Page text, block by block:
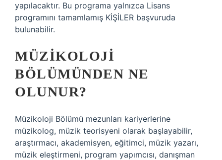
yapılacaktır. Bu programa yalnızca Lisans
programını tamamlamış KİŞİLER başvuruda
bulunabilir.
MÜZIKOLOJI
BÖLÜMÜNDEN NE
OLUNUR?
Müzikoloji Bölümü mezunları kariyerlerine
müzikolog, müzik teorisyeni olarak başlayabilir,
araştırmacı, akademisyen, eğitimci, müzik yazarı,
müzik eleştirmeni, program yapımcısı, danışman